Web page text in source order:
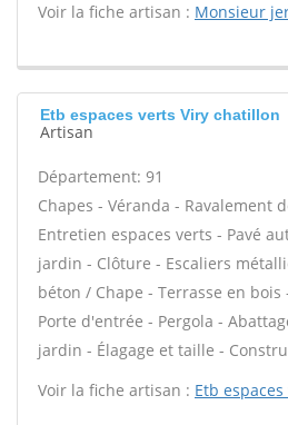
Voir la fiche artisan : Monsieur
Etb espaces verts Viry chatillon
Artisan
Département: 91
Chapes - Véranda - Ravalement
Entretien espaces verts - Pavé
jardin - Clôture - Escaliers
béton / Chape - Terrasse en
Porte d'entrée - Pergola -
jardin - Élagage et taille -
Voir la fiche artisan : Etb